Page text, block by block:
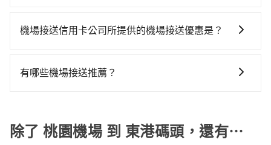
可參考tripool的拼車共乘服務，最多可再節省50%的交
頭的途中預計邊開邊玩，那租車一整天確實就非常方便
合車行營業時間做租還動作，另外承租過程繁瑣，租還
方式。 3. 計程車：計程車通常是到達機場的比較昂貴的
供從市中心或其他地區到機場的固定價格，可以預先知
且下高鐵後還需轉搭其他接駁方式抵達機場，對於入、
到機場報到，為避免可能的塞車情況，在預估時最好額
晨6點以前就從台中出發。如果是國內航線的旅客，提前
議選擇離開機場的乘車時間抓在班機預計落地後的1小
機場接送信用卡公司所提供的機場接送優惠是？
不過，每家信用卡公司所提供的機場接送優惠次數都有
握最新的優惠訊息，並且充分利用您的信用卡優惠服
有哪些機場接送推薦？
優質的客服服務。還同步提供共乘服務，讓客戶有更經
濟實惠的選擇，旅步的服務，更適合滿足不同需求的旅
除了 桃園機場 到 東港碼頭，還有⋯